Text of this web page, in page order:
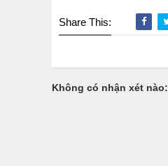
Share This:
Không có nhận xét nào: